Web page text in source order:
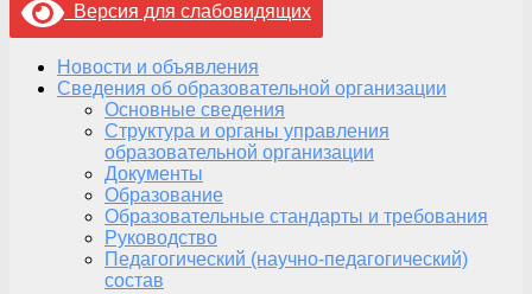
Версия для слабовидящих
Новости и объявления
Сведения об образовательной организации
Основные сведения
Структура и органы управления
образовательной организации
Документы
Образование
Образовательные стандарты и требования
Руководство
Педагогический (научно-педагогический)
состав